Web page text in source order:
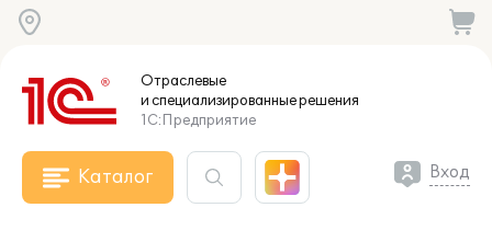
Отраслевые
и специализированныерешения
1С:Предприятие
Каталог Вход